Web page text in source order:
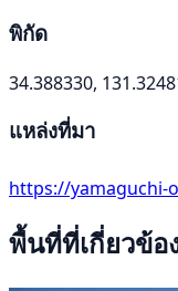
พิกัด
34.388330,
แหล่งที่มา
https://yamaguchi-
พื้นที่ที่เกี่ยวข้อ